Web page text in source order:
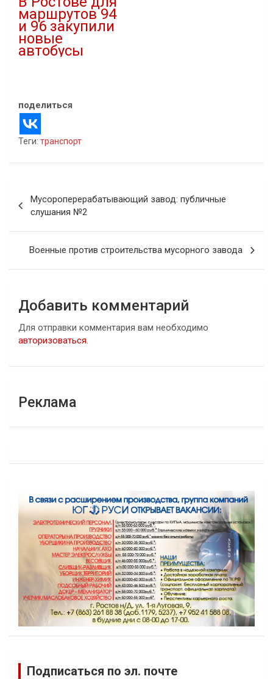
маршрутов 94
и 96 закупили
новые
автобусы
поделиться
Теги: транспорт
по
записям
Мусороперерабатывающий завод: публичные
слушания №2
Военные против строительства мусорного завода
Добавить комментарий
Для отправки комментария вам необходимо
авторизоваться.
Реклама
Подписаться по эл. почте